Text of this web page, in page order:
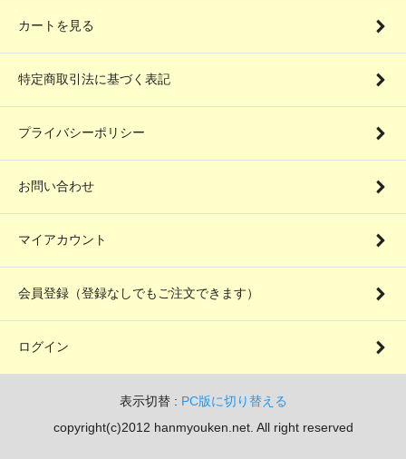
カートを見る
特定商取引法に基づく表記
プライバシーポリシー
お問い合わせ
マイアカウント
会員登録（登録なしでもご注文できます）
ログイン
表示切替 : PC版に切り替える
copyright(c)2012 hanmyouken.net. All right reserved